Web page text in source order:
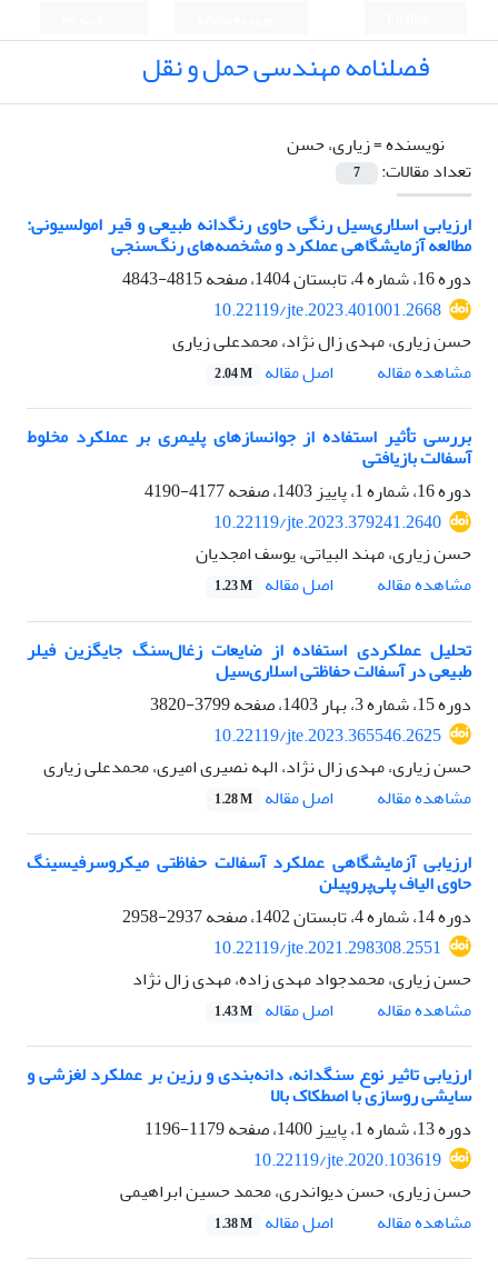
فصلنامه مهندسی حمل و نقل
نویسنده =زیاری، حسن
تعداد مقالات:
7
ارزیابی اسلاری‌سیل رنگی حاوی رنگدانه طبیعی و قیر امولسیونی:
مطالعه آزمایشگاهی عملکرد و مشخصه‌های رنگ‌سنجی
دوره 16، شماره 4، تابستان 1404، صفحه
4815-4843
10.22119/jte.2023.401001.2668
حسن زیاری، مهدی زال نژاد، محمدعلی زیاری
مشاهده مقاله
اصل مقاله 2.04 M
بررسی تأثیر استفاده از جوانسازهای پلیمری بر عملکرد مخلوط
آسفالت بازیافتی
دوره 16، شماره 1، پاییز 1403، صفحه
4177-4190
10.22119/jte.2023.379241.2640
حسن زیاری، مهند البیاتی، یوسف امجدیان
مشاهده مقاله
اصل مقاله 1.23 M
تحلیل عملکردی استفاده از ضایعات زغال‌سنگ جایگزین فیلر
طبیعی در آسفالت حفاظتی اسلاری‌سیل
دوره 15، شماره 3، بهار 1403، صفحه
3799-3820
10.22119/jte.2023.365546.2625
حسن زیاری، مهدی زال نژاد، الهه نصیری امیری، محمدعلی زیاری
مشاهده مقاله
اصل مقاله 1.28 M
ارزیابی آزمایشگاهی عملکرد آسفالت حفاظتی میکروسرفیسینگ
حاوی الیاف پلی‌پروپیلن
دوره 14، شماره 4، تابستان 1402، صفحه
2937-2958
10.22119/jte.2021.298308.2551
حسن زیاری، محمدجواد مهدی زاده، مهدی زال نژاد
مشاهده مقاله
اصل مقاله 1.43 M
ارزیابی تاثیر نوع سنگدانه، دانه‌بندی و رزین بر عملکرد لغزشی و
سایشی روسازی با اصطکاک بالا
دوره 13، شماره 1، پاییز 1400، صفحه
1179-1196
10.22119/jte.2020.103619
حسن زیاری، حسن دیواندری، محمد حسین ابراهیمی
مشاهده مقاله
اصل مقاله 1.38 M